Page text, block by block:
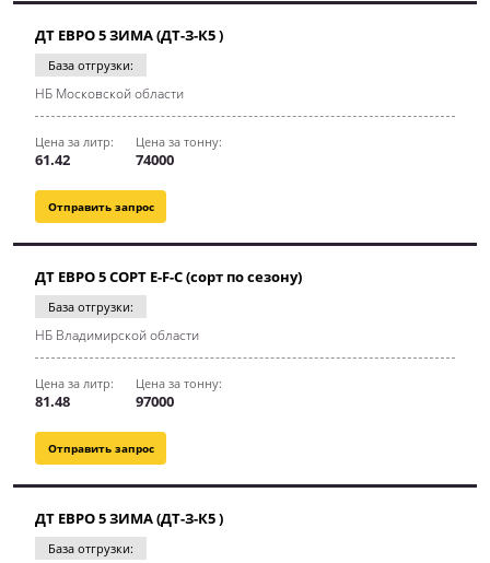
Отправить запрос
ДТ ЕВРО 5 ЗИМА (ДТ-З-К5 )
База отгрузки:
НБ Московской области
Цена за литр:
61.42
Цена за тонну:
74000
Отправить запрос
ДТ ЕВРО 5 СОРТ E-F-C (сорт по сезону)
База отгрузки:
НБ Владимирской области
Цена за литр:
81.48
Цена за тонну:
97000
ДТ ЕВРО 5 ЗИМА (ДТ-З-К5 )
База отгрузки: